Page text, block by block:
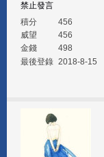
禁止發言
積分
456
威望
456
金錢
498
最後登錄 2018-8-15